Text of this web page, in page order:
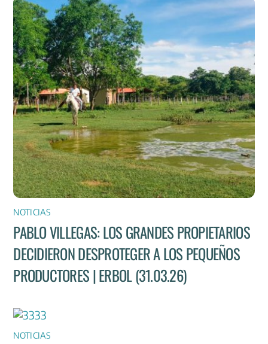
NOTICIAS
PABLO VILLEGAS: LOS GRANDES PROPIETARIOS
DECIDIERON DESPROTEGER A LOS PEQUEÑOS
PRODUCTORES | ERBOL (31.03.26)
NOTICIAS